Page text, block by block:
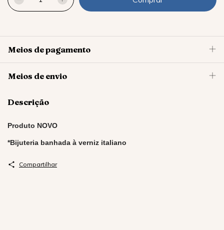
Meios de pagamento
Meios de envio
Descrição
Produto NOVO
*Bijuteria banhada à verniz italiano
Compartilhar